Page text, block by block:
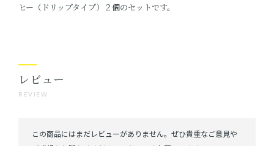
ヒー（ドリップタイプ）２個のセットです。
REVIEW
レビュー